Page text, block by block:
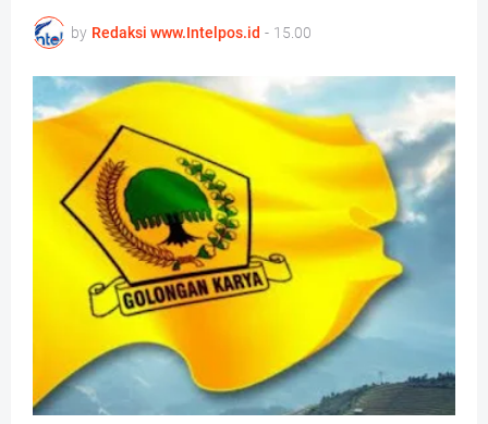
by Redaksi www.Intelpos.id - 15.00